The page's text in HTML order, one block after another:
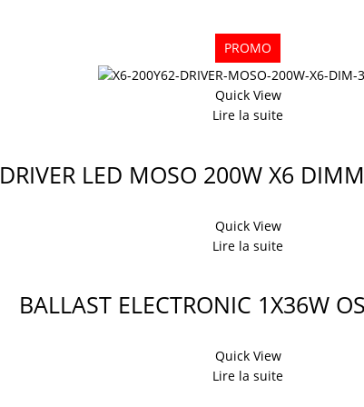
PROMO
Quick View
Lire la suite
DRIVER LED MOSO 200W X6
Quick View
Lire la suite
BALLAST ELECTRONIC 1X36W
Quick View
Lire la suite